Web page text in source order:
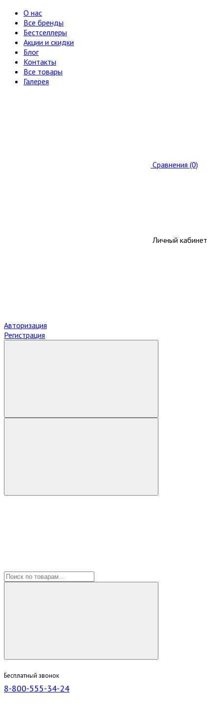
О нас
Все бренды
Бестселлеры
Акции и скидки
Блог
Контакты
Все товары
Галерея
Сравнения (0)
Личный кабинет
Авторизация
Регистрация
Бесплатный звонок
8-800-555-34-24